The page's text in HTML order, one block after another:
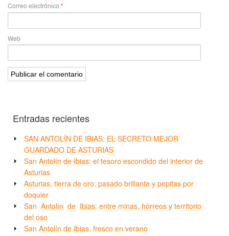
Correo electrónico *
Web
Entradas recientes
SAN ANTOLÍN DE IBIAS: EL SECRETO MEJOR
GUARDADO DE ASTURIAS
San Antolín de Ibias: el tesoro escondido del interior de
Asturias
Asturias, tierra de oro: pasado brillante y pepitas por
doquier
San Antolín de Ibias: entre minas, hórreos y territorio
del oso
San Antolín de Ibias, fresco en verano